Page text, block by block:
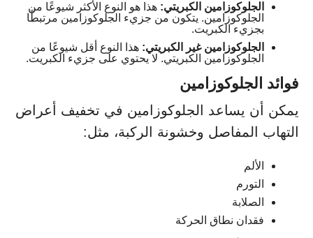
الجلوكوزامين الكبريتي: هذا هو النوع الأكثر شيوعًا من
الجلوكوزامين. يتكون من جزيء الجلوكوزامين مرتبطًا
بجزيء الكبريت.
الجلوكوزامين غير الكبريتي: هذا النوع أقل شيوعًا من
الجلوكوزامين الكبريتي. لا يحتوي على جزيء الكبريت.
فوائد الجلوكوزامين
يمكن أن يساعد الجلوكوزامين في تخفيف أعراض
التهاب المفاصل وخشونة الركبة، مثل:
الألم
التورم
الصلابة
فقدان نطاق الحركة